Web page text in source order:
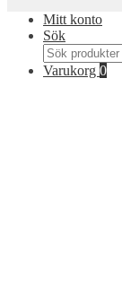
Mitt konto
Sök
Sök
efter:
Varukorg 0